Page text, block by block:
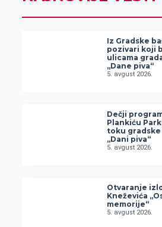
Iz Gradske
pozivari koji
ulicama
„Dane piva“
5. avgust 2026.
Dečji
Plankiću
toku
„Dani piva“
5. avgust 2026.
Otvaranje
Kneževića
memorije“
5. avgust 2026.